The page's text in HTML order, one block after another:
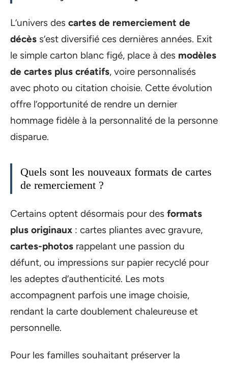
L’univers des cartes de remerciement de
décès s’est diversifié ces dernières années. Exit
le simple carton blanc figé, place à des modèles
de cartes plus créatifs, voire personnalisés
avec photo ou citation choisie. Cette évolution
offre l’opportunité de rendre un dernier
hommage fidèle à la personnalité de la personne
disparue.
Quels sont les nouveaux formats de cartes
de remerciement ?
Certains optent désormais pour des formats
plus originaux : cartes pliantes avec gravure,
cartes-photos rappelant une passion du
défunt, ou impressions sur papier recyclé pour
les adeptes d’authenticité. Les mots
accompagnent parfois une image choisie,
rendant la carte doublement chaleureuse et
personnelle.
Pour les familles souhaitant préserver la